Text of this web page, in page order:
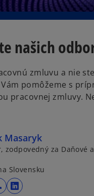
našich
zmluvu a nie
pomôžeme s
pracovnej zmluvy.
Masaryk
zodpovedný za Daňové
Slovensku
o